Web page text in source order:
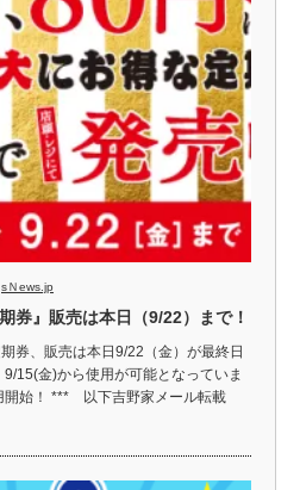
sＮews.jp
券』販売は本日（9/22）まで！
券、販売は本日9/22（金）が最終日
15(金)から使用が可能となっていま
始！ *** 以下吉野家メール転載